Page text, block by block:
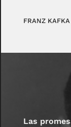
FRANZ KAFKA
Las